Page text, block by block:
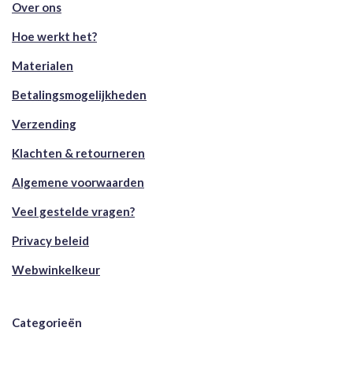
Over ons
Hoe werkt het?
Materialen
Betalingsmogelijkheden
Verzending
Klachten & retourneren
Algemene voorwaarden
Veel gestelde vragen?
Privacy beleid
Webwinkelkeur
Categorieën